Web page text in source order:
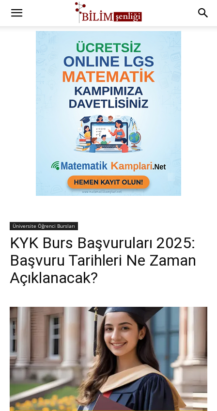
Üniversite Öğrenci Bursları
KYK Burs Başvuruları 2025:
Başvuru Tarihleri Ne Zaman
Açıklanacak?